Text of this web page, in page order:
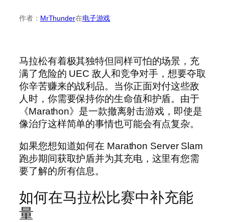
作者： MrThunder在电子游戏
马拉松有着极其独特但同样可怕的场景，充
满了危险的 UEC 敌人和竞争对手，想要夺取
你辛苦赚来的战利品。当你正面对付这些敌
人时，你需要保持你的生命值和护盾。由于
《Marathon》是一款撤离射击游戏，即使是
像治疗这样简单的事情也可能会有点复杂。
如果您想知道如何在 Marathon Server Slam
跑步期间获取护盾并为其充电，这里有您需
要了解的所有信息。
如何在马拉松比赛中补充能
量